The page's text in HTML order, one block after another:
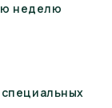
неделю